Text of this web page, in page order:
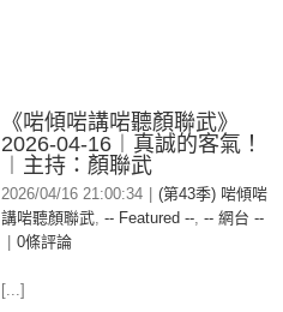
《啱傾啱講啱聽顏聯武》
2026-04-16︱真誠的客氣！
︱主持：顏聯武
2026/04/16 21:00:34
(第43季) 啱傾啱
講啱聽顏聯武, -- Featured --, -- 網台 --
0條評論
[...]